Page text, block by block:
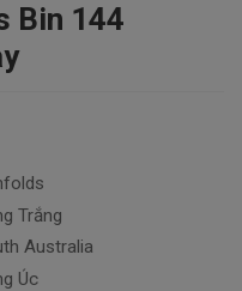
Bin 144
Trắng
Australia
Úc